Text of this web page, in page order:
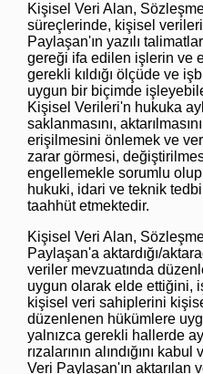
Kişisel Veri Alan,
süreçlerinde, kişisel
Paylaşan'ın yazılı
gereği ifa edilen işlerin ve
gerekli kıldığı ölçüde ve
uygun bir biçimde
Kişisel Verileri'n hukuka
saklanmasını,
erişilmesini önlemek ve
zarar görmesi,
engellemekle sorumlu
hukuki, idari ve teknik
taahhüt etmektedir.
Kişisel Veri Alan,
Paylaşan'a aktardığı/
veriler mevzuatında
uygun olarak elde ettiğini,
kişisel veri sahiplerini
düzenlenen hükümlere
yalnızca gerekli hallerde
rızalarının alındığını
Veri Paylaşan'ın aktarılan